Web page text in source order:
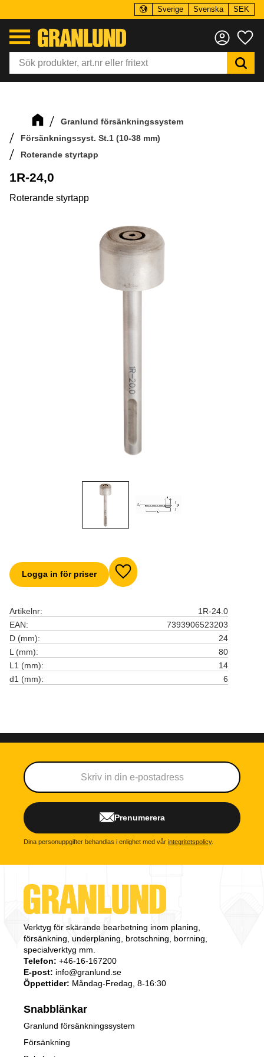
Sverige Svenska SEK
Granlund försänkningssystem
Försänkningssyst. St.1 (10-38 mm)
Roterande styrtapp
1R-24,0
Roterande styrtapp
Logga in för priser Lägg till i favoriter
Artikelnr
1R-24.0
EAN
7393906523203
D (mm)
24
L (mm)
80
L1 (mm)
14
d1 (mm)
6
Prenumerera
Dina personuppgifter behandlas i enlighet med vår integritetspolicy.
Verktyg för skärande bearbetning inom planing,
försänkning, underplaning, brotschning, borrning,
specialverktyg mm.
Telefon: +46-16-167200
E-post: info@granlund.se
Öppettider: Måndag-Fredag, 8-16:30
Snabblänkar
Granlund försänkningssystem
Försänkning